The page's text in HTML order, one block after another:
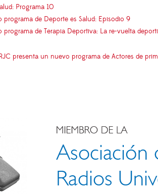
Programa 10
de Deporte es Salud: Episodio 9
de Terapia Deportiva: La re-vuelta
presenta un nuevo programa de Actores de